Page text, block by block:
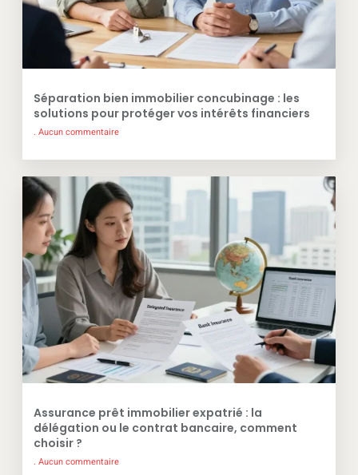
Séparation bien immobilier concubinage : les
solutions pour protéger vos intérêts financiers
Aucun commentaire
Assurance prêt immobilier expatrié : la
délégation ou le contrat bancaire, comment
choisir ?
Aucun commentaire